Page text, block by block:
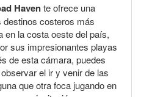
Havente ofrece una
destinos costeros más
en la costa oeste del país,
sus impresionantes playas
de esta cámara, puedes
el ir y venir de las
que otra foca jugando en